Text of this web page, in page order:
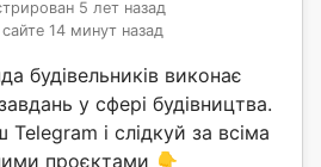
5 лет назад
14 минут назад
будівельників виконає
у сфері будівництва.
і слідкуй за всіма
проєктами 👇